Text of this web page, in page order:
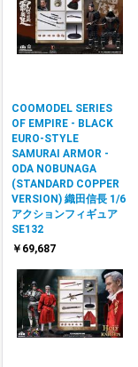
COOMODEL SERIES
OF EMPIRE - BLACK
EURO-STYLE
SAMURAI ARMOR -
ODA NOBUNAGA
(STANDARD COPPER
VERSION) 織田信長 1/6
アクションフィギュア
SE132
￥69,687